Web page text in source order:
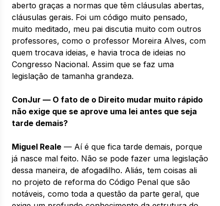
aberto graças a normas que têm cláusulas abertas,
cláusulas gerais. Foi um código muito pensado,
muito meditado, meu pai discutia muito com outros
professores, como o professor Moreira Alves, com
quem trocava ideias, e havia troca de ideias no
Congresso Nacional. Assim que se faz uma
legislação de tamanha grandeza.
ConJur — O fato de o Direito mudar muito rápido
não exige que se aprove uma lei antes que seja
tarde demais?
Miguel Reale — Aí é que fica tarde demais, porque
já nasce mal feito. Não se pode fazer uma legislação
dessa maneira, de afogadilho. Aliás, tem coisas ali
no projeto de reforma do Código Penal que são
notáveis, como toda a questão da parte geral, que